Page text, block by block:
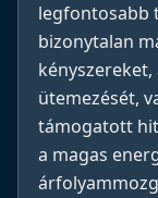
legfontosabb
bizonytalan
ütemezését,
támogatott
a magas